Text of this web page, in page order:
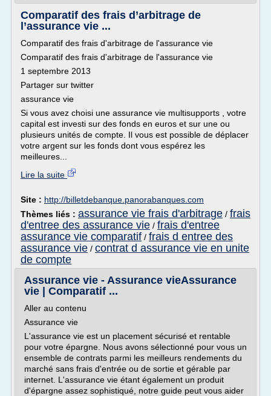
Comparatif des frais d’arbitrage de
l’assurance vie ...
Comparatif des frais d'arbitrage de l'assurance vie
Comparatif des frais d'arbitrage de l'assurance vie
1 septembre 2013
Partager sur twitter
assurance vie
Si vous avez choisi une assurance vie multisupports , votre
capital est investi sur des fonds en euros et sur une ou
plusieurs unités de compte. Il vous est possible de déplacer
votre argent sur les fonds dont vous espérez les
meilleures...
Lire la suite
Site : http://billetdebanque.panorabanques.com
Thèmes liés : assurance vie frais d'arbitrage / frais
d'entree des assurance vie / frais d'entree
assurance vie comparatif / frais d entree des
assurance vie / contrat d assurance vie en unite
de compte
Assurance vie - Assurance vieAssurance
vie | Comparatif ...
Aller au contenu
Assurance vie
L'assurance vie est un placement sécurisé et rentable
pour votre épargne. Nous avons sélectionné pour vous un
ensemble de contrats parmi les meilleurs rendements du
marché sans frais d'entrée ou de sortie et gérable par
internet. L'assurance vie étant également un produit
d'épargne assez sophistiqué, notre guide peut vous aider